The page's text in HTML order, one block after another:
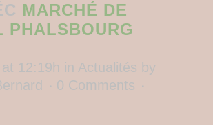
MARCHÉ DE
PHALSBOURG
12:19h in Actualités by
0 Comments